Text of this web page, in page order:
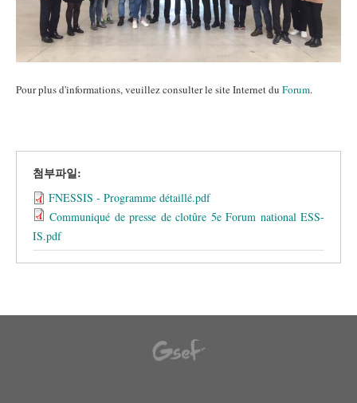
Pour plus d'informations, veuillez consulter le site Internet du Forum.
첨부파일:
FNESSIS - Programme détaillé.pdf
Communiqué de presse de clotûre 5e Forum national ESS-
IS.pdf